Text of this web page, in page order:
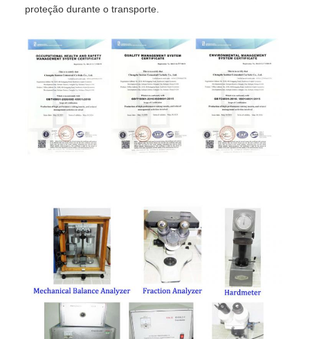
proteção durante o transporte.